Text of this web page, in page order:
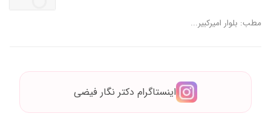
مطب: بلوار امیرکبیر...
اینستاگرام دکتر نگار فیضی